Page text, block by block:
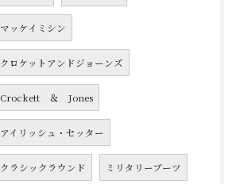
マッケイミシン
クロケットアンドジョーンズ
Crockett ＆ Jones
アイリッシュ・セッター
クラシックラウンド ミリタリーブーツ